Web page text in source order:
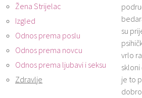
Žena Strijelac
Izgled
Odnos prema poslu
Odnos prema novcu
Odnos prema ljubavi i seksu
Zdravlje
su
vrlo
je to